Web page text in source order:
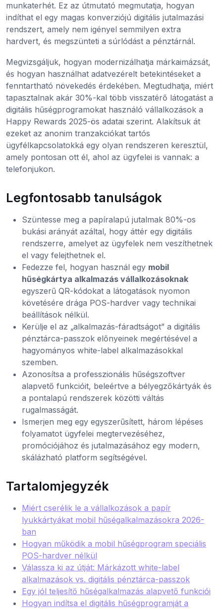
munkaterhét. Ez az útmutató megmutatja, hogyan
indíthat el egy magas konverziójú digitális jutalmazási
rendszert, amely nem igényel semmilyen extra
hardvert, és megszünteti a súrlódást a pénztárnál.
Megvizsgáljuk, hogyan modernizálhatja márkaimázsát,
és hogyan használhat adatvezérelt betekintéseket a
fenntartható növekedés érdekében. Megtudhatja, miért
tapasztalnak akár 30%-kal több visszatérő látogatást a
digitális hűségprogramokat használó vállalkozások a
Happy Rewards 2025-ös adatai szerint. Alakítsuk át
ezeket az anonim tranzakciókat tartós
ügyfélkapcsolatokká egy olyan rendszeren keresztül,
amely pontosan ott él, ahol az ügyfelei is vannak: a
telefonjukon.
Legfontosabb tanulságok
Szüntesse meg a papíralapú jutalmak 80%-os
bukási arányát azáltal, hogy áttér egy digitális
rendszerre, amelyet az ügyfelek nem veszíthetnek
el vagy felejthetnek el.
Fedezze fel, hogyan használ egy mobil
hűségkártya alkalmazás vállalkozásoknak
egyszerű QR-kódokat a látogatások nyomon
követésére drága POS-hardver vagy technikai
beállítások nélkül.
Kerülje el az „alkalmazás-fáradtságot” a digitális
pénztárca-passzok előnyeinek megértésével a
hagyományos white-label alkalmazásokkal
szemben.
Azonosítsa a professzionális hűségszoftver
alapvető funkcióit, beleértve a bélyegzőkártyák és
a pontalapú rendszerek közötti váltás
rugalmasságát.
Ismerjen meg egy egyszerűsített, három lépéses
folyamatot ügyfelei megtervezéséhez,
promóciójához és jutalmazásához egy modern,
skálázható platform segítségével.
Tartalomjegyzék
Miért cserélik le a vállalkozások a papír
lyukkártyákat mobil hűségalkalmazásokra 2026-
ban
Hogyan működik a mobil hűségprogram speciális
POS-hardver nélkül
Válassza ki az útját: Márkázott white-label
alkalmazások vs. digitális pénztárca-passzok
Egy jól teljesítő hűségalkalmazás alapvető funkciói
Hogyan indítsa el digitális hűségprogramját a